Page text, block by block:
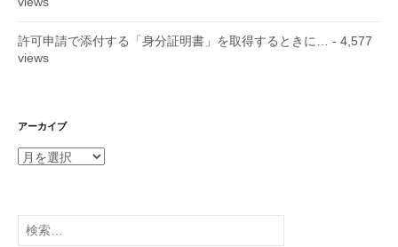
許可申請で添付する「身分証明書」を取得するときに…
- 4,577
views
アーカイブ
ア
イ
ブ
検
索: